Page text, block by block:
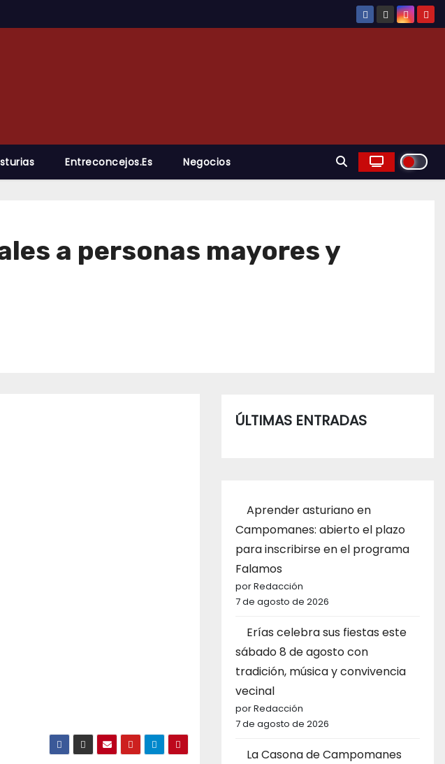
Entreconcejos.es Negocios
a personas mayores y
ÚLTIMAS ENTRADAS
Aprender asturiano en
Campomanes: abierto el plazo
para inscribirse en el programa
Falamos
por Redacción
7 de agosto de 2026
Erías celebra sus fiestas este
sábado 8 de agosto con
tradición, música y convivencia
vecinal
por Redacción
7 de agosto de 2026
La Casona de Campomanes